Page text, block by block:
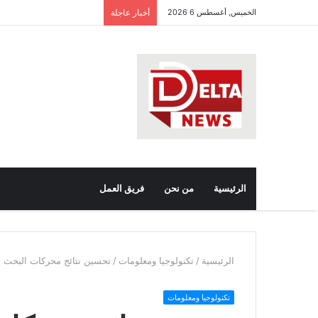
الخميس, أغسطس 6 2026 أخبار عاجلة
الرئيسية من نحن فريق العمل
الرئيسية / تكنولوجيا ومعلومات / تحسين نتائج محركات البحث Seo
تكنولوجيا ومعلومات